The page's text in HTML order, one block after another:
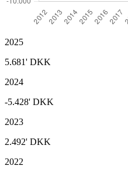
2025
5.681' DKK
2024
-5.428' DKK
2023
2.492' DKK
2022